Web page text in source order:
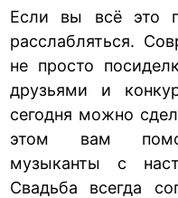
Если вы всё это
расслабляться.
не просто
друзьями и
сегодня можно
этом вам
музыканты с
Свадьба всегда